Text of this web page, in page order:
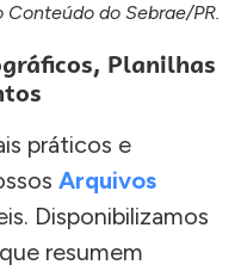
do Sebrae/PR.
Planilhas
práticos e
Arquivos
Disponibilizamos
resumem